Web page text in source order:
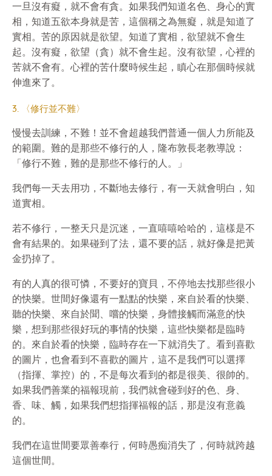
一旦沒有癡，就不會有貪。如果我們知道名色、身心的實
相，知道五欲本身就是苦，這個稱之為無癡，就是知道了
實相。苦的原因就是欲望。知道了實相，欲望就不會生
起。沒有癡，欲望（貪）就不會生起。沒有欲望，心裡的
苦就不會有。心裡的苦什麼時候生起，瞋心在那個時候就
伸進來了。
3. 〈修行並不難〉
慢慢去訓練，不難！並不會超越我們普通一個人力所能及
的範圍。難的是那些不修行的人，隆布敦長老教導說：
「修行不難，難的是那些不修行的人。」
我們每一天去用功，不斷地去修行，有一天就會明白，知
道實相。
若不修行，一整天只是沉迷，一直嘻嘻哈哈的，這樣是不
會有結果的。如果碰到了法，還不要的話，就好像是把黃
金扔掉了。
有的人真的很可憐，不要好的寶貝，不停地去找那些很小
的快樂。世間好像還有一點點的快樂，來自於看的快樂、
聽的快樂、來自於聞、嚐的快樂，身體接觸而滿意的快
樂，想到那些很好玩的事情的快樂，這些快樂都是臨時
的。來自於看的快樂，臨時存在一下就消失了。看到喜歡
的圖片，也會看到不喜歡的圖片，這不是我們可以選擇
（指揮、掌控）的，不是每次看到的都是很美、很帥的。
如果我們善業的福報現前，我們就會碰到好的色、身、
香、味、觸，如果我們想指揮福報的話，那是沒有意義
的。
我們在這世間要眾善奉行，何時愚痴消失了，何時就跨越
這個世間。